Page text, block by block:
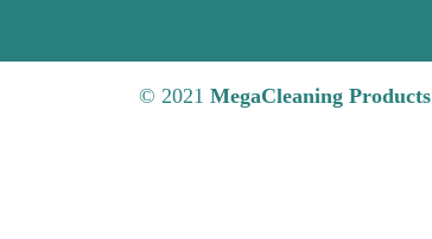
© 2021 MegaCleaning Products